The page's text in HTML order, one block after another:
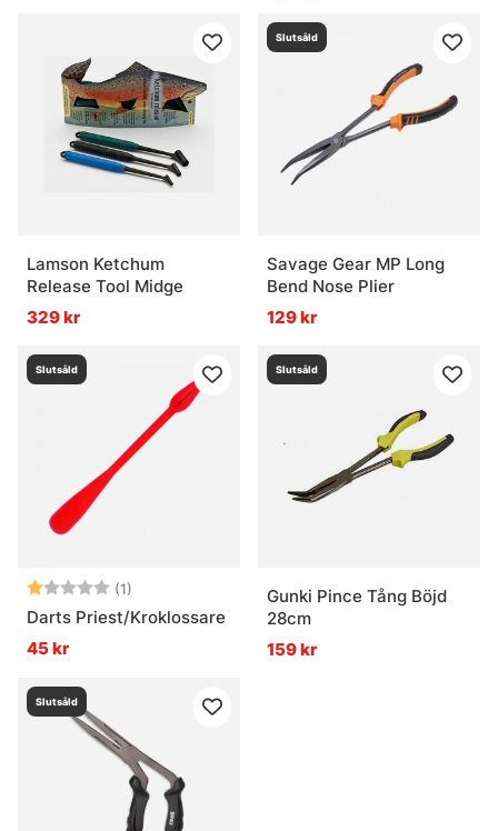
Lamson Ketchum
Release Tool Midge
329 kr
Slutsåld
Savage Gear MP Long
Bend Nose Plier
129 kr
Slutsåld
Betyg: (1)
1.0 utav 5 stjärnor
Darts Priest/Kroklossare
45 kr
Slutsåld
Gunki Pince Tång Böjd
28cm
159 kr
Slutsåld